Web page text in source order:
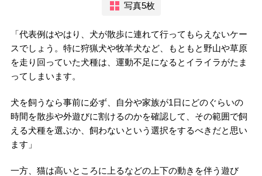
写真5枚
「代表例はやはり、犬が散歩に連れて行ってもらえないケー
スでしょう。特に狩猟犬や牧羊犬など、もともと野山や草原
を走り回っていた犬種は、運動不足になるとイライラがたま
ってしまいます。
犬を飼うなら事前に必ず、自分や家族が1日にどのぐらいの
時間を散歩や外遊びに割けるのかを確認して、その範囲で飼
える犬種を選ぶか、飼わないという選択をするべきだと思い
ます」
一方、猫は高いところに上るなどの上下の動きを伴う遊び